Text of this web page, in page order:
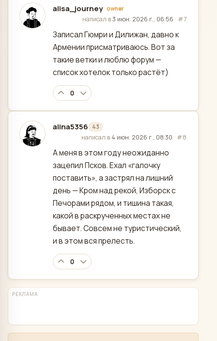
alisa_journey owner
отредактировано
написал в3 июн. 2026 г., 06:56 · #7
Записал Гюмри и Дилижан, давно к
Армении присматриваюсь. Вот за
такие ветки и люблю форум —
список хотелок только растёт)
0
alina5356 43
отредактировано
написал в 4 июн. 2026 г., 08:30 · #8
А меня в этом году неожиданно
зацепил Псков. Ехал «галочку
поставить», а застрял на лишний
день — Кром над рекой, Изборск с
Печорами рядом, и тишина такая,
какой в раскрученных местах не
бывает. Совсем не туристический,
и в этом вся прелесть.
0
РЕКЛАМА